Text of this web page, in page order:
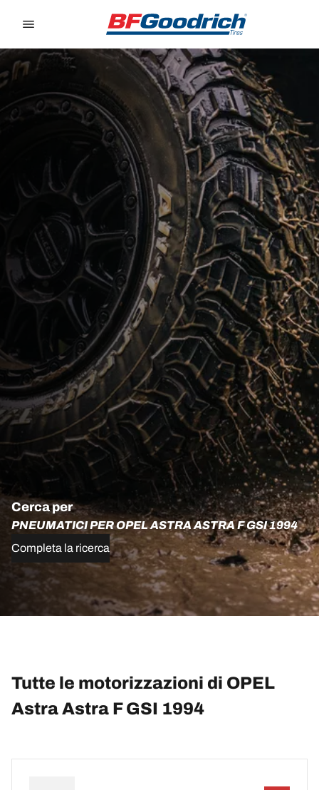
Cerca per
PNEUMATICI PER OPEL ASTRA ASTRA F GSI 1994
Completa la ricerca
Tutte le motorizzazioni di OPEL
Astra Astra F GSI 1994